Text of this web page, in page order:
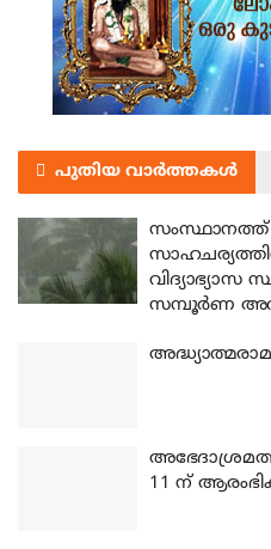
പുതിയ വാർത്തകൾ
വിദ്യാഭ്യാസ
സമ്പൂർണ
11 ന്